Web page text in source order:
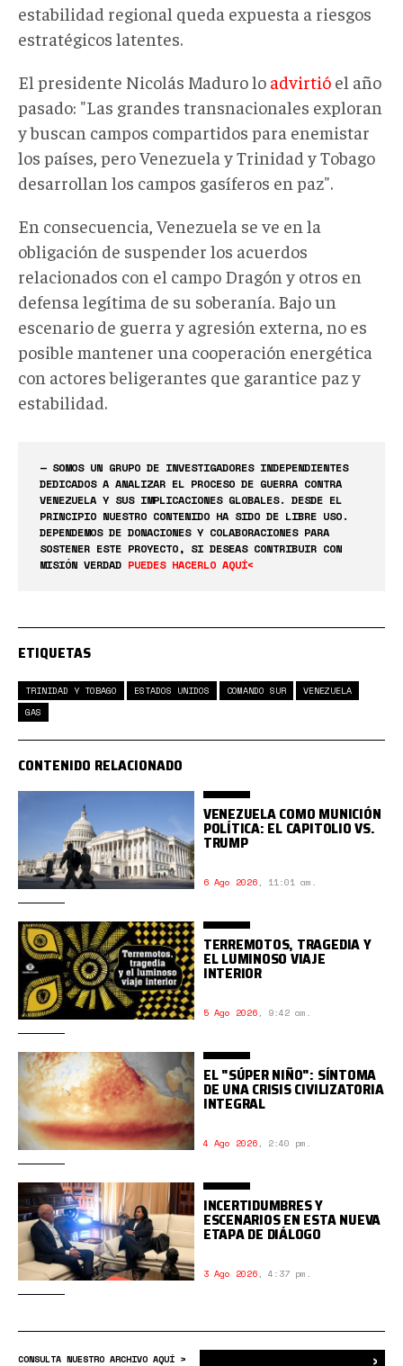
estabilidad regional queda expuesta a riesgos
estratégicos latentes.
El presidente Nicolás Madurolo advirtió el año
pasado: "Las grandes transnacionales exploran
y buscan campos compartidos para enemistar
los países, pero Venezuela y Trinidad y Tobago
desarrollan los campos gasíferos en paz".
En consecuencia, Venezuela se ve en la
obligación de suspender los acuerdos
relacionados con el campo Dragón y otros en
defensa legítima de su soberanía. Bajo un
escenario de guerra y agresión externa, no es
posible mantener una cooperación energética
con actores beligerantes que garantice paz y
estabilidad.
— SOMOS UN GRUPO DE INVESTIGADORES INDEPENDIENTES
DEDICADOS A ANALIZAR EL PROCESO DE GUERRA CONTRA
VENEZUELA Y SUS IMPLICACIONES GLOBALES. DESDE EL
PRINCIPIO NUESTRO CONTENIDO HA SIDO DE LIBRE USO.
DEPENDEMOS DE DONACIONES Y COLABORACIONES PARA
SOSTENER ESTE PROYECTO, SI DESEAS CONTRIBUIR CON
MISIÓN VERDAD PUEDES HACERLO AQUÍ<
ETIQUETAS
TRINIDAD Y TOBAGO ESTADOS UNIDOS COMANDO SUR
VENEZUELA
GAS
CONTENIDO RELACIONADO
VENEZUELA COMO MUNICIÓN
POLÍTICA: EL CAPITOLIO VS.
TRUMP
6 Ago 2026, 11:01 am.
TERREMOTOS, TRAGEDIA Y
EL LUMINOSO VIAJE
INTERIOR
5 Ago 2026, 9:42 am.
EL "SÚPER NIÑO": SÍNTOMA
DE UNA CRISIS CIVILIZATORIA
INTEGRAL
4 Ago 2026, 2:40 pm.
INCERTIDUMBRES Y
ESCENARIOS EN ESTA NUEVA
ETAPA DE DIÁLOGO
3 Ago 2026, 4:37 pm.
CONSULTA NUESTRO ARCHIVO AQUÍ > ›